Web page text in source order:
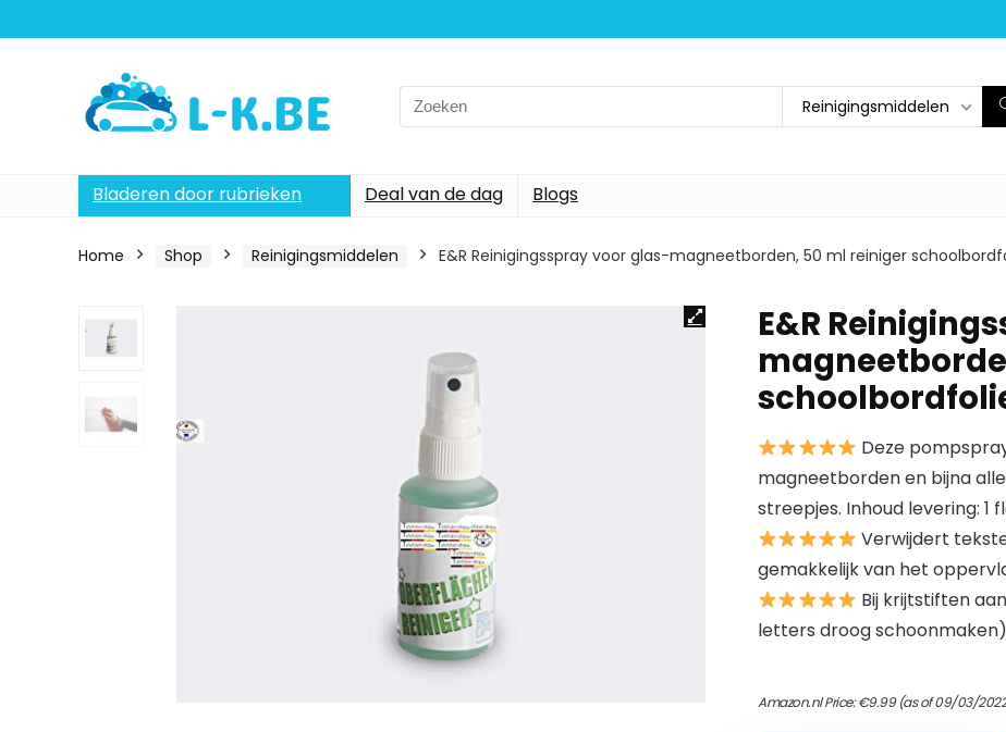
Search
for:
Reinigingsmiddelen
Bladeren door rubrieken Deal van de dag Blogs
Home Shop Reinigingsmiddelen E&R Reinigingsspray voor glas-magneetborden, 50 ml reiniger
E&R
Deze
magneetborden en bijna
streepjes. Inhoud levering:
Verwijdert
gemakkelijk van het
Bij krijtstiften
letters droog schoonmaken)
Amazon.nl Price:€9.99(as of 09/03/2022